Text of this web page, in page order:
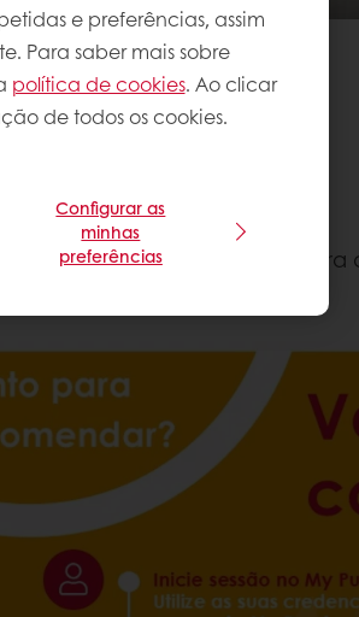
online?
a sua conta? Ótimo! Faça
e preferências, assim
Para saber mais sobre
política de cookies. Ao clicar
de todos os cookies.
Configurar as
minhas
preferências